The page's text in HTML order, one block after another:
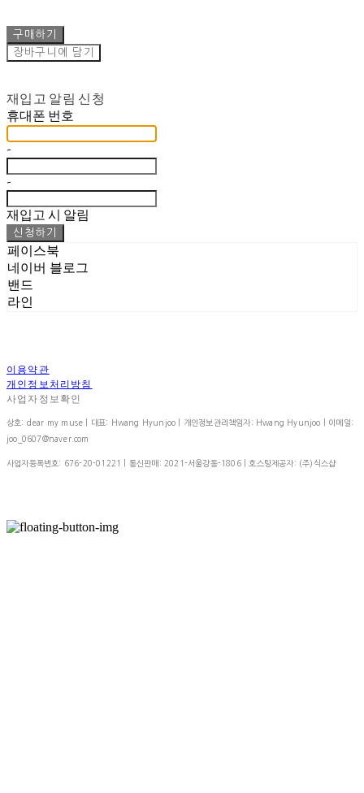
구매하기
장바구니에 담기
재입고 알림 신청
휴대폰 번호
-
-
재입고 시 알림
신청하기
페이스북
네이버 블로그
밴드
라인
이용약관
개인정보처리방침
사업자정보확인
상호: dear my muse | 대표: Hwang Hyunjoo | 개인정보관리책임자: Hwang Hyunjoo | 이메일:
joo_0607@naver.com
사업자등록번호: 676-20-01221 | 통신판매: 2021-서울강동-1806| 호스팅제공자: (주)식스샵